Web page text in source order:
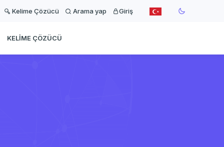
Kelime Çözücü Arama yap Giriş
KELIME ÇÖZÜCÜ